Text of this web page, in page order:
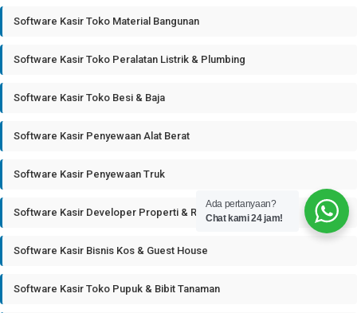
Software Kasir Toko Material Bangunan
Software Kasir Toko Peralatan Listrik & Plumbing
Software Kasir Toko Besi & Baja
Software Kasir Penyewaan Alat Berat
Software Kasir Penyewaan Truk
Software Kasir Developer Properti & Real Estate
Software Kasir Bisnis Kos & Guest House
Software Kasir Toko Pupuk & Bibit Tanaman
Ada pertanyaan?
Chat kami 24 jam!